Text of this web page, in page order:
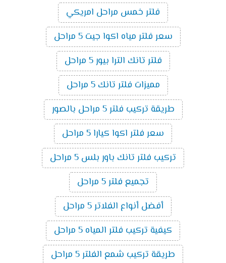
فلتر خمس مراحل امريكي
سعر فلتر مياه اكوا جيت 5 مراحل
فلتر تانك الترا بيور 5 مراحل
مميزات فلتر تانك 5 مراحل
طريقة تركيب فلتر 5 مراحل بالصور
سعر فلتر اكوا كيارا 5 مراحل
تركيب فلتر تانك باور بلس 5 مراحل
تجميع فلتر 5 مراحل
أفضل أنواع الفلاتر 5 مراحل
كيفية تركيب فلتر المياه 5 مراحل
طريقة تركيب شمع الفلتر 5 مراحل